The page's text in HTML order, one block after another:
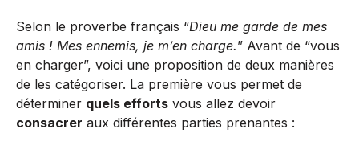
Selon le proverbe français “Dieu me garde de mes
amis ! Mes ennemis, je m’en charge.” Avant de “vous
en charger”, voici une proposition de deux manières
de les catégoriser. La première vous permet de
déterminer quels efforts vous allez devoir
consacrer aux différentes parties prenantes :